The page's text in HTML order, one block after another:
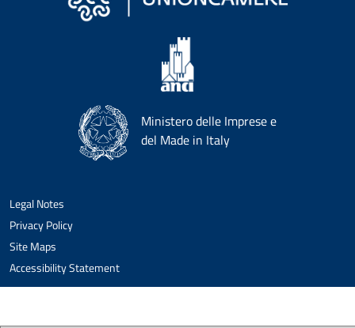
Ministero delle Imprese e
del Made in Italy
Legal Notes
Privacy Policy
Site Maps
Accessibility Statement